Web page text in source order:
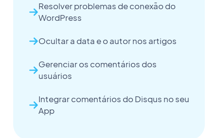
Resolver problemas de conexão do
WordPress
Ocultar a data e o autor nos artigos
Gerenciar os comentários dos
usuários
Integrar comentários do Disqus no seu
App